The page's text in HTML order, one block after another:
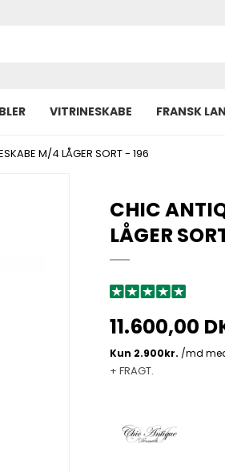
VITRINESKABE FRANSK
M/4 LÅGER SORT - 196
CHIC
LÅGER
11.600,00
+ FRAGT.